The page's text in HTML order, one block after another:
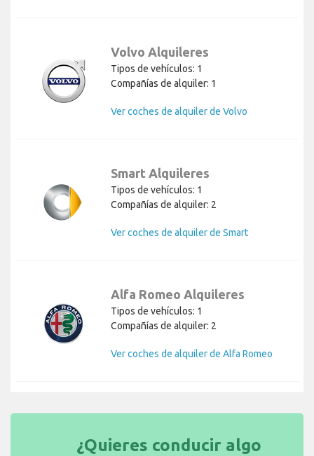
Volvo Alquileres
Tipos de vehículos: 1
Compañías de alquiler: 1
Ver coches de alquiler de Volvo
Smart Alquileres
Tipos de vehículos: 1
Compañías de alquiler: 2
Ver coches de alquiler de Smart
Alfa Romeo Alquileres
Tipos de vehículos: 1
Compañías de alquiler: 2
Ver coches de alquiler de Alfa Romeo
¿Quieres conducir algo